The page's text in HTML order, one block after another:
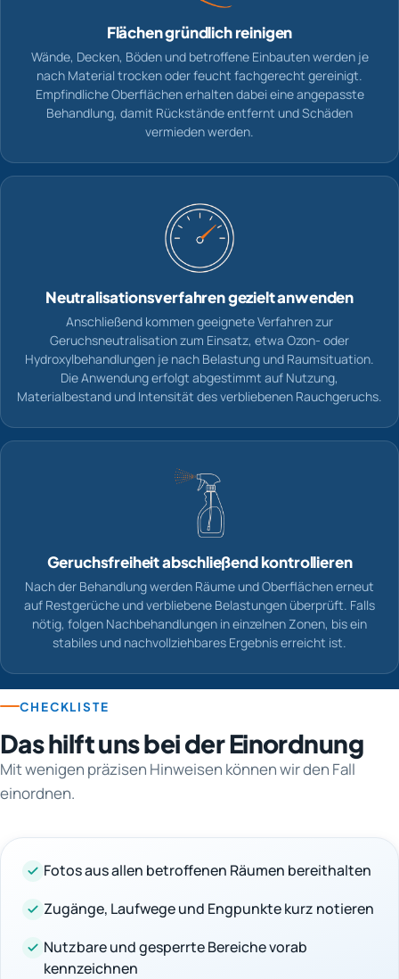
Flächen gründlich reinigen
Wände, Decken, Böden und betroffene Einbauten werden je
nach Material trocken oder feucht fachgerecht gereinigt.
Empfindliche Oberflächen erhalten dabei eine angepasste
Behandlung, damit Rückstände entfernt und Schäden
vermieden werden.
Neutralisationsverfahren gezielt anwenden
Anschließend kommen geeignete Verfahren zur
Geruchsneutralisation zum Einsatz, etwa Ozon- oder
Hydroxylbehandlungen je nach Belastung und Raumsituation.
Die Anwendung erfolgt abgestimmt auf Nutzung,
Materialbestand und Intensität des verbliebenen Rauchgeruchs.
Geruchsfreiheit abschließend kontrollieren
Nach der Behandlung werden Räume und Oberflächen erneut
auf Restgerüche und verbliebene Belastungen überprüft. Falls
nötig, folgen Nachbehandlungen in einzelnen Zonen, bis ein
stabiles und nachvollziehbares Ergebnis erreicht ist.
CHECKLISTE
Das hilft uns bei der Einordnung
Mit wenigen präzisen Hinweisen können wir den Fall
einordnen.
Fotos aus allen betroffenen Räumen bereithalten
Zugänge, Laufwege und Engpunkte kurz notieren
Nutzbare und gesperrte Bereiche vorab
kennzeichnen